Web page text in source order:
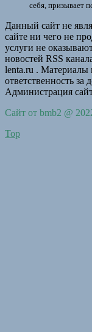
себя, призывает
Данный сайт не
сайте ни чего не
услуги не
новостей RSS
lenta.ru . Материалы
ответственность за
Администрация
Сайт от bmb2 @
Top